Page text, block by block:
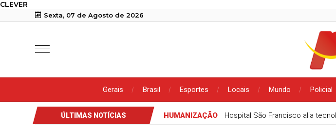
CLEVER
Sexta, 07 de Agosto de 2026
Gerais Brasil Esportes Locais Mundo Policial
ÚLTIMAS NOTÍCIAS HUMANIZAÇÃO Hospital São Francisco alia